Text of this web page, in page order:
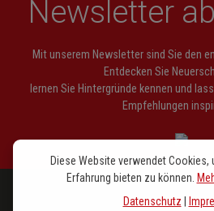
Newsletter
Mit unserem Newsletter sind Sie den
Entdecken Sie
lernen Sie Hintergründe kennen und
Empfehlungen
Diese Website verwendet
Erfahrung bieten zu können.
Datenschutz |